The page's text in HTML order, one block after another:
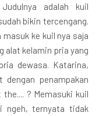
adalah kuil
bikin tercengang.
ke kuil nya saja
alat kelamin pria yang
dewasa. Katarina,
penampakan
? Memasuki kuil
ngeh, ternyata tidak